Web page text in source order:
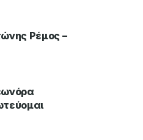
Ρέμος –